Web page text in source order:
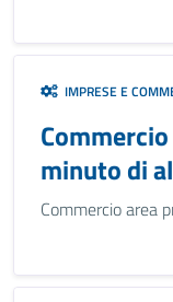
IMPRESE E
minuto di
Commercio area